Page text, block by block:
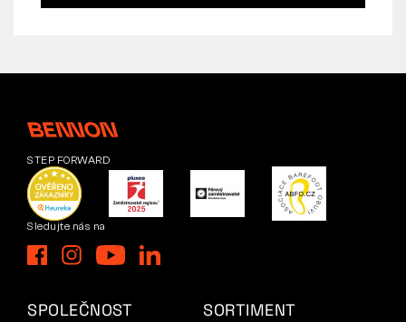
STEP FORWARD
Sledujte nás na
SPOLEČNOST SORTIMENT